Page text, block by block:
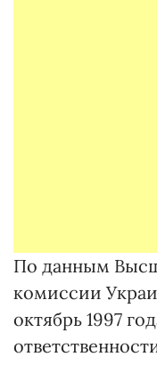
По данным
комиссии
октябрь 1997